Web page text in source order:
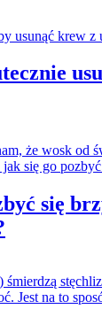
usunąć krew z
że wosk od
się go
się
Jest na to